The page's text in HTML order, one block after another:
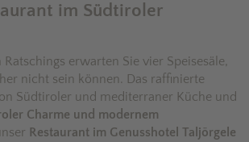
im Südtiroler
erwarten Sie vier Speisesäle,
nicht sein können. Das raffinierte
Südtiroler und mediterraner Küche und
Charme und modernem
Restaurant im Genusshotel Taljörgele